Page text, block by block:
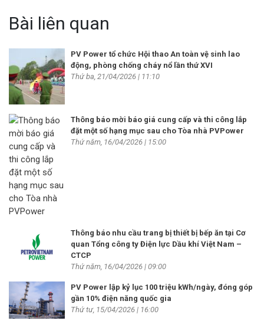
Bài liên quan
PV Power tổ chức Hội thao An toàn vệ sinh lao
động, phòng chống cháy nổ lần thứ XVI
Thứ ba, 21/04/2026 | 11:10
Thông báo mời báo giá cung cấp và thi công lắp
đặt một số hạng mục sau cho Tòa nhà PVPower
Thứ năm, 16/04/2026 | 15:00
Thông báo nhu cầu trang bị thiết bị bếp ăn tại Cơ
quan Tổng công ty Điện lực Dầu khí Việt Nam –
CTCP
Thứ năm, 16/04/2026 | 09:00
PV Power lập kỷ lục 100 triệu kWh/ngày, đóng góp
gần 10% điện năng quốc gia
Thứ tư, 15/04/2026 | 16:00